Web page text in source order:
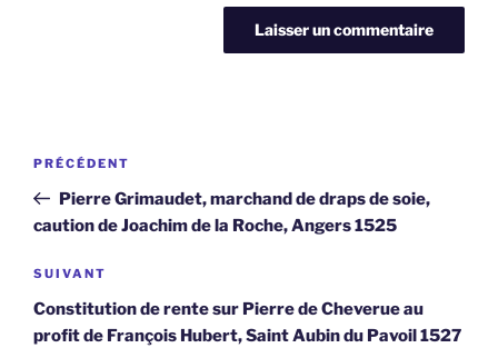
Navigation
l’article
Article
précédent
PRÉCÉDENT
Pierre Grimaudet, marchand de draps de soie,
caution de Joachim de la Roche, Angers 1525
Article
suivant
SUIVANT
Constitution de rente sur Pierre de Cheverue au
profit de François Hubert, Saint Aubin du Pavoil 1527